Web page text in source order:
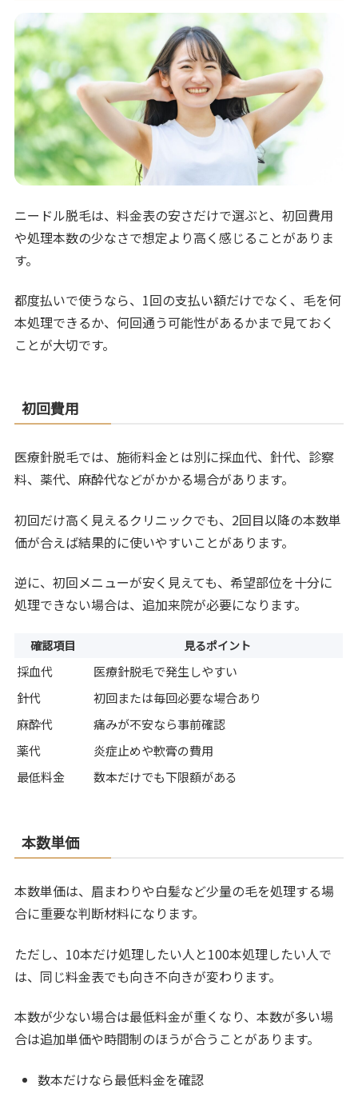
ニードル脱毛は、料金表の安さだけで選ぶと、初回費用
や処理本数の少なさで想定より高く感じることがありま
す。
都度払いで使うなら、1回の支払い額だけでなく、毛を何
本処理できるか、何回通う可能性があるかまで見ておく
ことが大切です。
初回費用
医療針脱毛では、施術料金とは別に採血代、針代、診察
料、薬代、麻酔代などがかかる場合があります。
初回だけ高く見えるクリニックでも、2回目以降の本数単
価が合えば結果的に使いやすいことがあります。
逆に、初回メニューが安く見えても、希望部位を十分に
処理できない場合は、追加来院が必要になります。
確認項目 見るポイント
採血代
医療針脱毛で発生しやすい
針代
初回または毎回必要な場合あり
麻酔代
痛みが不安なら事前確認
薬代
炎症止めや軟膏の費用
最低料金
数本だけでも下限額がある
本数単価
本数単価は、眉まわりや白髪など少量の毛を処理する場
合に重要な判断材料になります。
ただし、10本だけ処理したい人と100本処理したい人で
は、同じ料金表でも向き不向きが変わります。
本数が少ない場合は最低料金が重くなり、本数が多い場
合は追加単価や時間制のほうが合うことがあります。
数本だけなら最低料金を確認